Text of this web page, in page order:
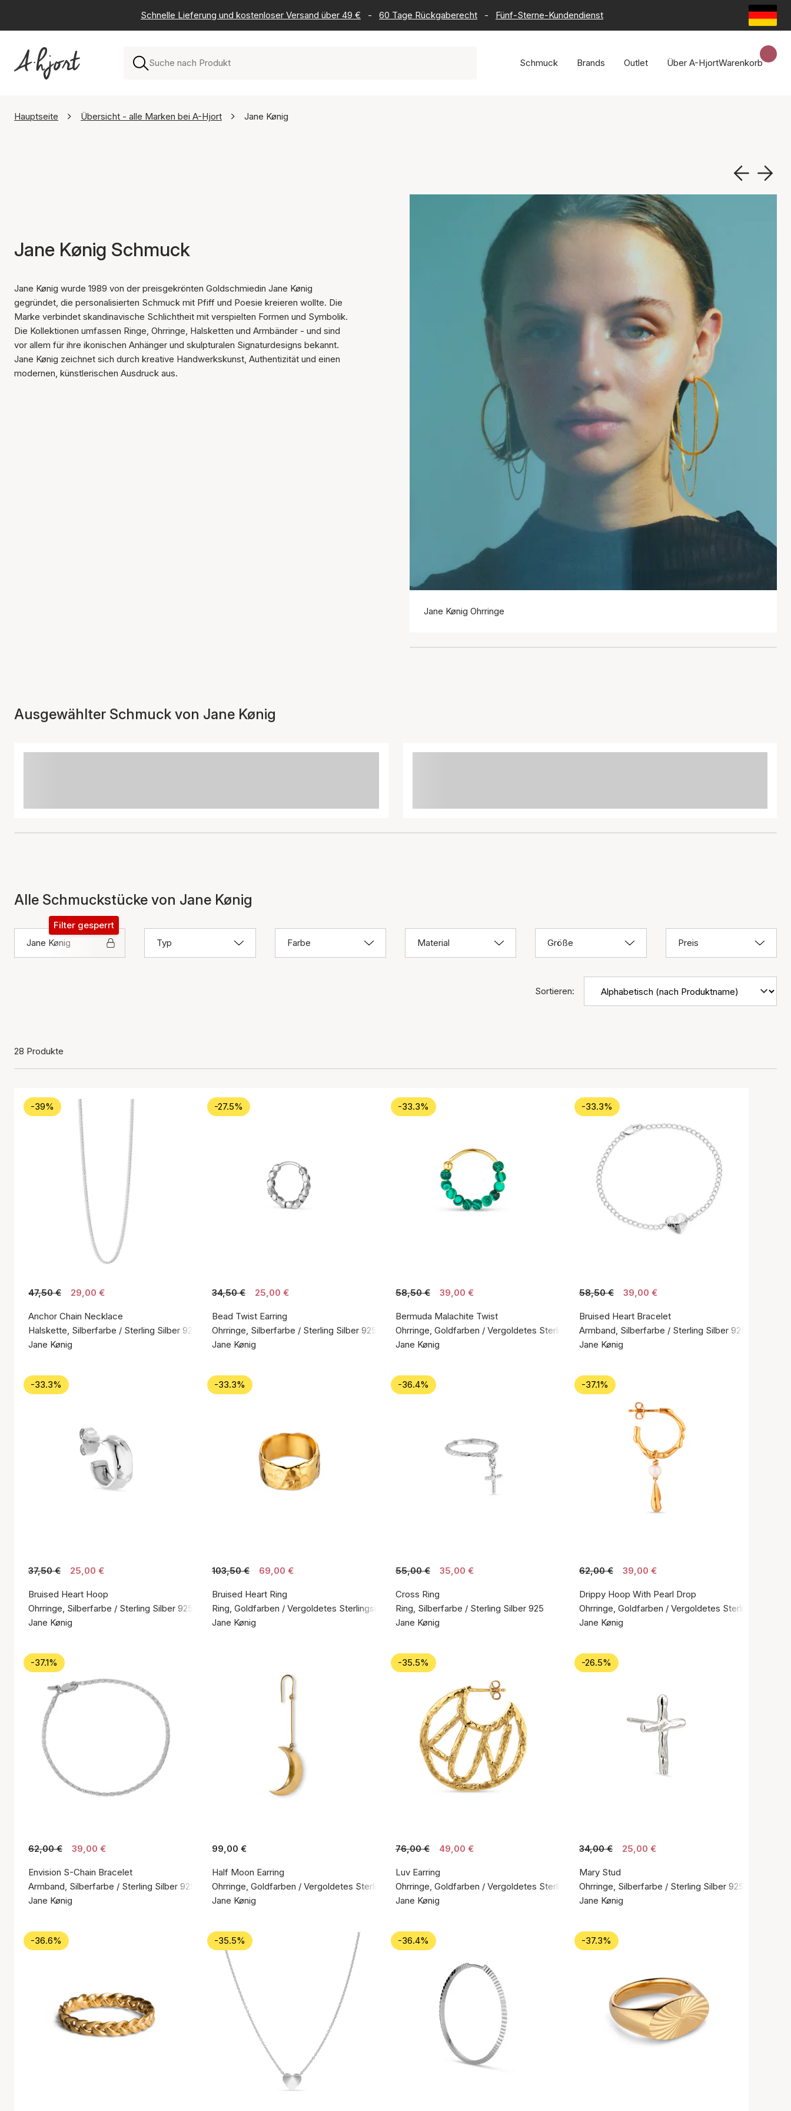
Schnelle Lieferung und kostenloser Versand über 49 € - 60 Tage Rückgaberecht - Fünf-Sterne-Kundendienst
Schmuck Brands Outlet Über A-HjortWarenkorb
Hauptseite Übersicht - alle Marken bei A-Hjort Jane Kønig
Jane Kønig Schmuck
Jane Kønig wurde 1989 von der preisgekrönten Goldschmiedin Jane Kønig
gegründet, die personalisierten Schmuck mit Pfiff und Poesie kreieren wollte. Die
Marke verbindet skandinavische Schlichtheit mit verspielten Formen und Symbolik.
Die Kollektionen umfassen Ringe, Ohrringe, Halsketten und Armbänder - und sind
vor allem für ihre ikonischen Anhänger und skulpturalen Signaturdesigns bekannt.
Jane Kønig zeichnet sich durch kreative Handwerkskunst, Authentizität und einen
modernen, künstlerischen Ausdruck aus.
Jane Kønig Ohrringe
Ausgewählter Schmuck von Jane Kønig
Alle Schmuckstücke von Jane Kønig
Jane Kønig
Filter gesperrt
Typ
Farbe Material Größe Preis
Sortieren:
28 Produkte
-39%
47,50 € 29,00 €
Anchor Chain Necklace
Halskette, Silberfarbe / Sterling Silber 925
Jane Kønig
-27.5%
34,50 € 25,00 €
Bead Twist Earring
Ohrringe, Silberfarbe / Sterling Silber 925
Jane Kønig
-33.3%
58,50 € 39,00 €
Bermuda Malachite Twist
Ohrringe, Goldfarben / Vergoldetes Sterlingsilber 925
Jane Kønig
-33.3%
58,50 € 39,00 €
Bruised Heart Bracelet
Armband, Silberfarbe / Sterling Silber 925
Jane Kønig
-33.3%
37,50 € 25,00 €
Bruised Heart Hoop
Ohrringe, Silberfarbe / Sterling Silber 925
Jane Kønig
-33.3%
103,50 € 69,00 €
Bruised Heart Ring
Ring, Goldfarben / Vergoldetes Sterlingsilber 925
Jane Kønig
-36.4%
55,00 € 35,00 €
Cross Ring
Ring, Silberfarbe / Sterling Silber 925
Jane Kønig
-37.1%
62,00 € 39,00 €
Drippy Hoop With Pearl Drop
Ohrringe, Goldfarben / Vergoldetes Sterlingsilber
Jane Kønig
-37.1%
62,00 € 39,00 €
Envision S-Chain Bracelet
Armband, Silberfarbe / Sterling Silber 925
Jane Kønig
99,00 €
Half Moon Earring
Ohrringe, Goldfarben / Vergoldetes Sterlingsilber 925
Jane Kønig
-35.5%
76,00 € 49,00 €
Luv Earring
Ohrringe, Goldfarben / Vergoldetes Sterlingsilber 925
Jane Kønig
-26.5%
34,00 € 25,00 €
Mary Stud
Ohrringe, Silberfarbe / Sterling Silber 925
Jane Kønig
-36.6% -35.5% -36.4% -37.3%